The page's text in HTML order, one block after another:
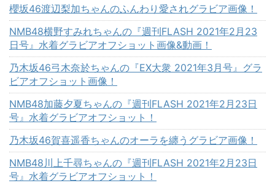
櫻坂46渡辺梨加ちゃんのふんわり愛されグラビア画像！
NMB48横野すみれちゃんの『週刊FLASH 2021年2月23
日号』水着グラビアオフショット画像&動画！
乃木坂46弓木奈於ちゃんの『EX大衆 2021年3月号』グラ
ビアオフショット画像！
NMB48加藤夕夏ちゃんの『週刊FLASH 2021年2月23日
号』水着グラビアオフショット！
乃木坂46賀喜遥香ちゃんのオーラを纏うグラビア画像！
NMB48川上千尋ちゃんの『週刊FLASH 2021年2月23日
号』水着グラビアオフショット！